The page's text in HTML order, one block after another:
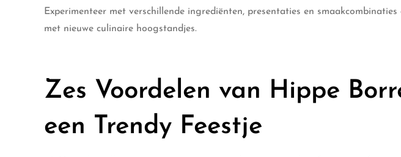
Experimenteer met verschillende ingrediënten, presentaties en
met nieuwe culinaire hoogstandjes.
Zes Voordelen van Hippe
een Trendy Feestje